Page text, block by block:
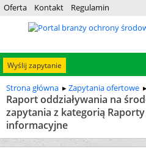
Oferta Kontakt Regulamin
Wyślij zapytanie
Strona główna Zapytania ofertowe
Raport oddziaływania na
zapytania z kategorią
informacyjne